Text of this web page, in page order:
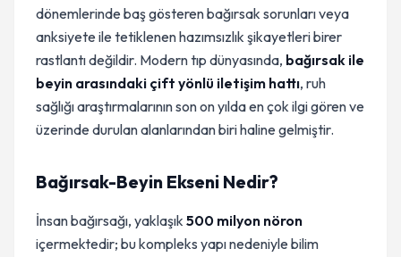
dönemlerinde baş gösteren bağırsak sorunları veya
anksiyete ile tetiklenen hazımsızlık şikayetleri birer
rastlantı değildir. Modern tıp dünyasında, bağırsak ile
beyin arasındaki çift yönlü iletişim hattı, ruh
sağlığı araştırmalarının son on yılda en çok ilgi gören ve
üzerinde durulan alanlarından biri haline gelmiştir.
Bağırsak-Beyin Ekseni Nedir?
İnsan bağırsağı, yaklaşık 500 milyon nöron
içermektedir; bu kompleks yapı nedeniyle bilim